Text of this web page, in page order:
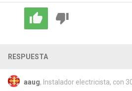
RESPUESTA
aaug, Instalador electricista, con